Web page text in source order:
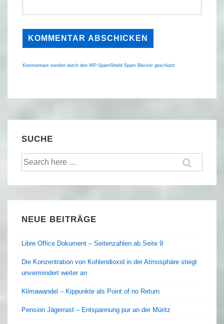
Kommentare werden durch den WP-SpamShield Spam Blocker geschützt
SUCHE
Suche
nach:
NEUE BEITRÄGE
Libre Office Dokument – Seitenzahlen ab Seite 9
Die Konzentration von Kohlendioxid in der Atmosphäre steigt
unvermindert weiter an
Klimawandel – Kippunkte als Point of no Return
Pension Jägerrast – Entspannung pur an der Müritz